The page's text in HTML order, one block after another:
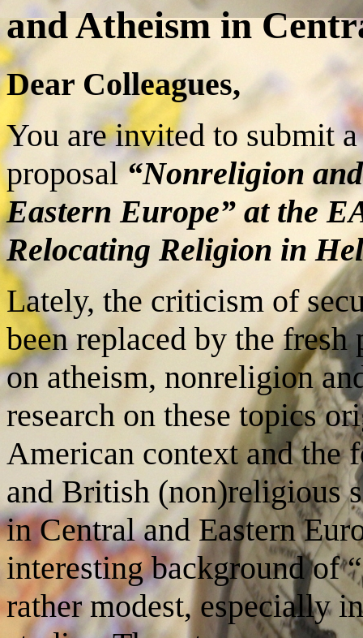
and Atheism in
Dear Colleagues,
You are invited to submit
proposal“Nonreligion
Eastern Europe” at the
Relocating Religion in
Lately, the criticism of
been replaced by the
on atheism, nonreligion
research on these topics
American context and the
and British (non)religious
in Central and Eastern
interesting background of
rather modest, especially